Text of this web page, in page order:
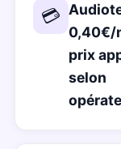
💳
0,40€/
prix
selon